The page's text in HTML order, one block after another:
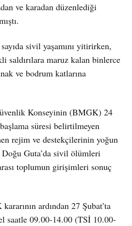
ve karadan düzenlediği
sivil yaşamını yitirirken,
saldırılara maruz kalan binlerce
ve bodrum katlarına
Konseyinin (BMGK) 24
başlama süresi belirtilmeyen
rejim ve destekçilerinin yoğun
Doğu Guta’da sivil ölümleri
toplumun girişimleri sonuç
ardından 27 Şubat’ta
saatle 09.00-14.00 (TSİ 10.00-